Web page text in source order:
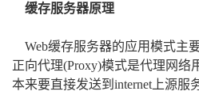
缓存服务器原理
Web缓存服务器的应用模式主
正向代理(Proxy)模式是代理网络
本来要直接发送到internet上源服